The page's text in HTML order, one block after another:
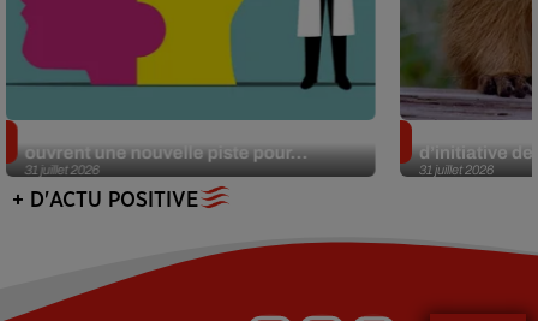
31 juillet 2026
ouvrent une nouvelle piste pour...
31 juillet 2026
d’initiative
+ D'ACTU POSITIVE